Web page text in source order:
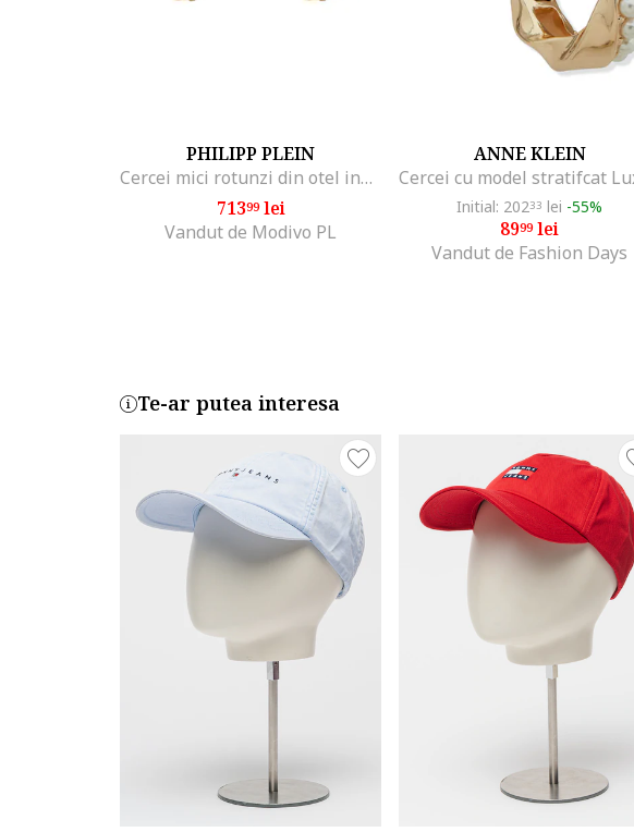
PHILIPP PLEIN
Cercei mici rotunzi din otel inoxidabil, Auriu
71399lei
Vandut de Modivo PL
ANNE KLEIN
Initial: 20233 lei -55%
8999lei
Vandut de Fashion Days
Te-ar putea interesa